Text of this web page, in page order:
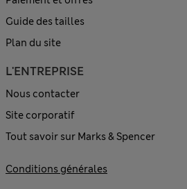
Guide des tailles
Plan du site
L'ENTREPRISE
Nous contacter
Site corporatif
Tout savoir sur Marks & Spencer
Conditions générales